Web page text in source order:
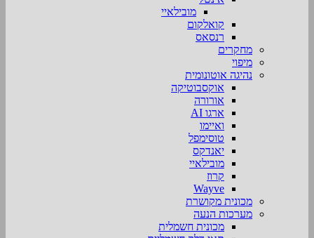
מובילאיי
קואלקום
רנסאס
מחקרים
מיפוי
נהיגה אוטונומית
אוקסבוטיקה
אורורה
ארגו AI
ואיימו
טוסימפל
יאנדקס
מובילאיי
קרוז
Wayve
מכונית מקושרת
מערכות הנעה
מכונית חשמלית